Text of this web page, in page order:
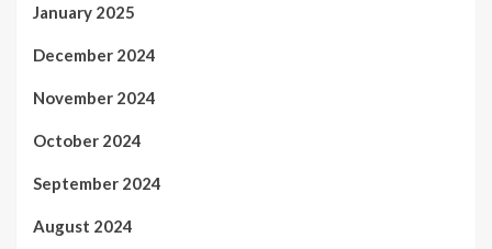
January 2025
December 2024
November 2024
October 2024
September 2024
August 2024